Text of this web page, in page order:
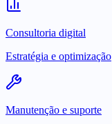
Consultoria digital
Estratégia e optimização
Manutenção e suporte